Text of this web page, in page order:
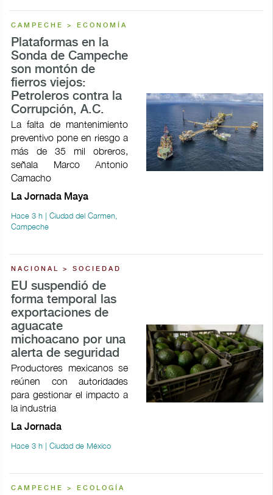
CAMPECHE > ECONOMÍA
Plataformas en la
Sonda de Campeche
son montón de
fierros viejos:
Petroleros contra la
Corrupción, A.C.
La falta de mantenimiento
preventivo pone en riesgo a
más de 35 mil obreros,
señala Marco Antonio
Camacho
La Jornada Maya
Hace 3 h | Ciudad del Carmen,
Campeche
NACIONAL > SOCIEDAD
EU suspendió de
forma temporal las
exportaciones de
aguacate
michoacano por una
alerta de seguridad
Productores mexicanos se
reúnen con autoridades
para gestionar el impacto a
la industria
La Jornada
Hace 3 h | Ciudad de México
CAMPECHE > ECOLOGÍA